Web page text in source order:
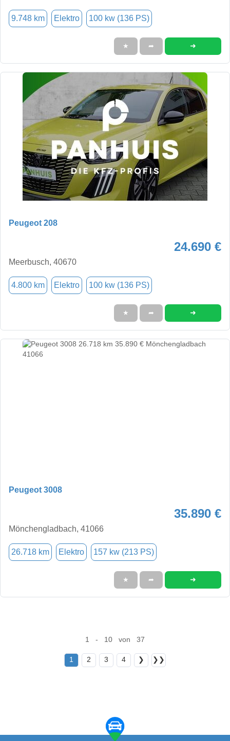
9.748 km Elektro 100 kw (136 PS)
★ ➦ ➜
Peugeot 208
24.690 €
Meerbusch, 40670
4.800 km Elektro 100 kw (136 PS)
★ ➦ ➜
Peugeot 3008
35.890 €
Mönchengladbach, 41066
26.718 km Elektro 157 kw (213 PS)
★ ➦ ➜
1 - 10 von 37
1 2 3 4 ❯ ❯❯